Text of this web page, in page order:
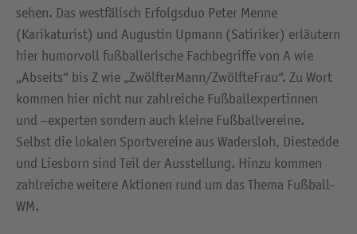
sehen. Das westfälisch Erfolgsduo Peter Menne
(Karikaturist) und Augustin Upmann (Satiriker) erläutern
hier humorvoll fußballerische Fachbegriffe von A wie
„Abseits“ bis Z wie „ZwölfterMann/ZwölfteFrau“. Zu Wort
kommen hier nicht nur zahlreiche Fußballexpertinnen
und –experten sondern auch kleine Fußballvereine.
Selbst die lokalen Sportvereine aus Wadersloh, Diestedde
und Liesborn sind Teil der Ausstellung. Hinzu kommen
zahlreiche weitere Aktionen rund um das Thema Fußball-
WM.